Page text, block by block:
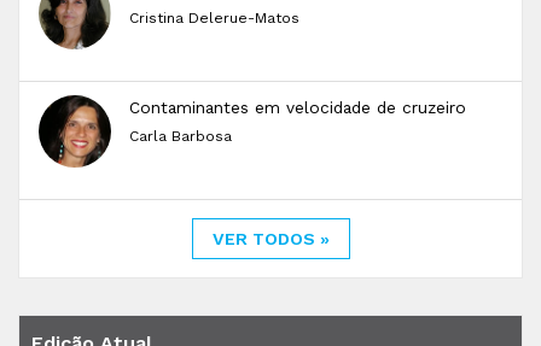
Cristina Delerue-Matos
Contaminantes em velocidade de cruzeiro
Carla Barbosa
VER TODOS »